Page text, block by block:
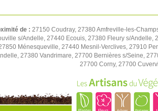
de : 27150 Coudray, 27380 Amfreville-les-
s/Andelle, 27440 Ecouis, 27380 Fleury s/
Ménesqueville, 27440 Mesnil-Verclives, 27910
27380 Vandrimare, 27700 Bernières s/Seine,
27700 Corny, 27700